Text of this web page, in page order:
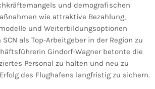
und demografischen
wie attraktive Bezahlung,
und Weiterbildungsoptionen
als Top-Arbeitgeber in der Region zu
Gindorf-Wagner betonte die
Personal zu halten und neu zu
des Flughafens langfristig zu sichern.